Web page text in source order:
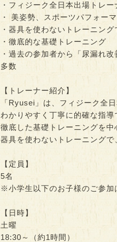
・フィジーク全日本出場トレ
・ 美姿勢、スポーツパフォー
・器具を使わないトレーニン
・徹底的な基礎トレーニング
・過去の参加者から「尿漏れ
多数
【トレーナー紹介】
「Ryusei」は、フィジーク全
わかりやすく丁寧に的確な指
徹底した基礎トレーニングを
器具を使わないトレーニングで
【定員】
5名
※小学生以下のお子様のご参加
【日時】
土曜
18:30～（約1時間）